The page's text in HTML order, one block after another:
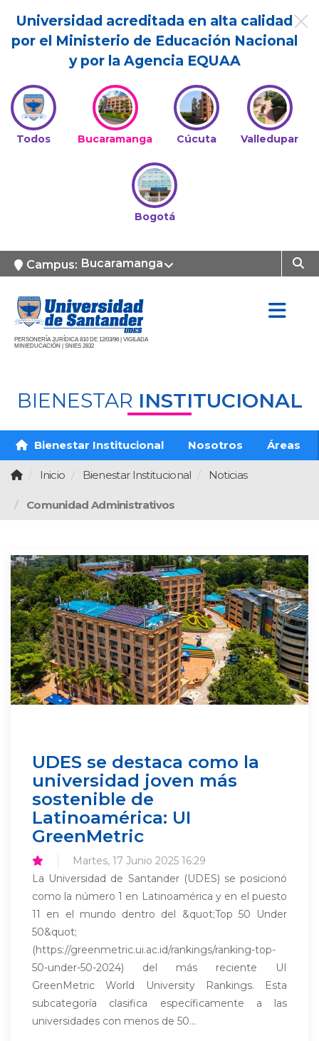
Universidad acreditada en alta calidad
por el Ministerio de Educación Nacional
y por la Agencia EQUAA
Todos Bucaramanga Cúcuta Valledupar
Bogotá
Campus: Bucaramanga
PERSONERÍA JURÍDICA 810 DE 12/03/96 | VIGILADA
MINIEDUCACIÓN | SNIES 2832
BIENESTAR INSTITUCIONAL
Bienestar Institucional Nosotros Áreas
Inicio Bienestar Institucional Noticias
Comunidad Administrativos
UDES se destaca como la
universidad joven más
sostenible de
Latinoamérica: UI
GreenMetric
Martes, 17 Junio 2025 16:29
La Universidad de Santander (UDES) se posicionó
como la número 1 en Latinoamérica y en el puesto
11 en el mundo dentro del &quot;Top 50 Under
50&quot;
(https://greenmetric.ui.ac.id/rankings/ranking-top-
50-under-50-2024) del más reciente UI
GreenMetric World University Rankings. Esta
subcategoría clasifica específicamente a las
universidades con menos de 50...